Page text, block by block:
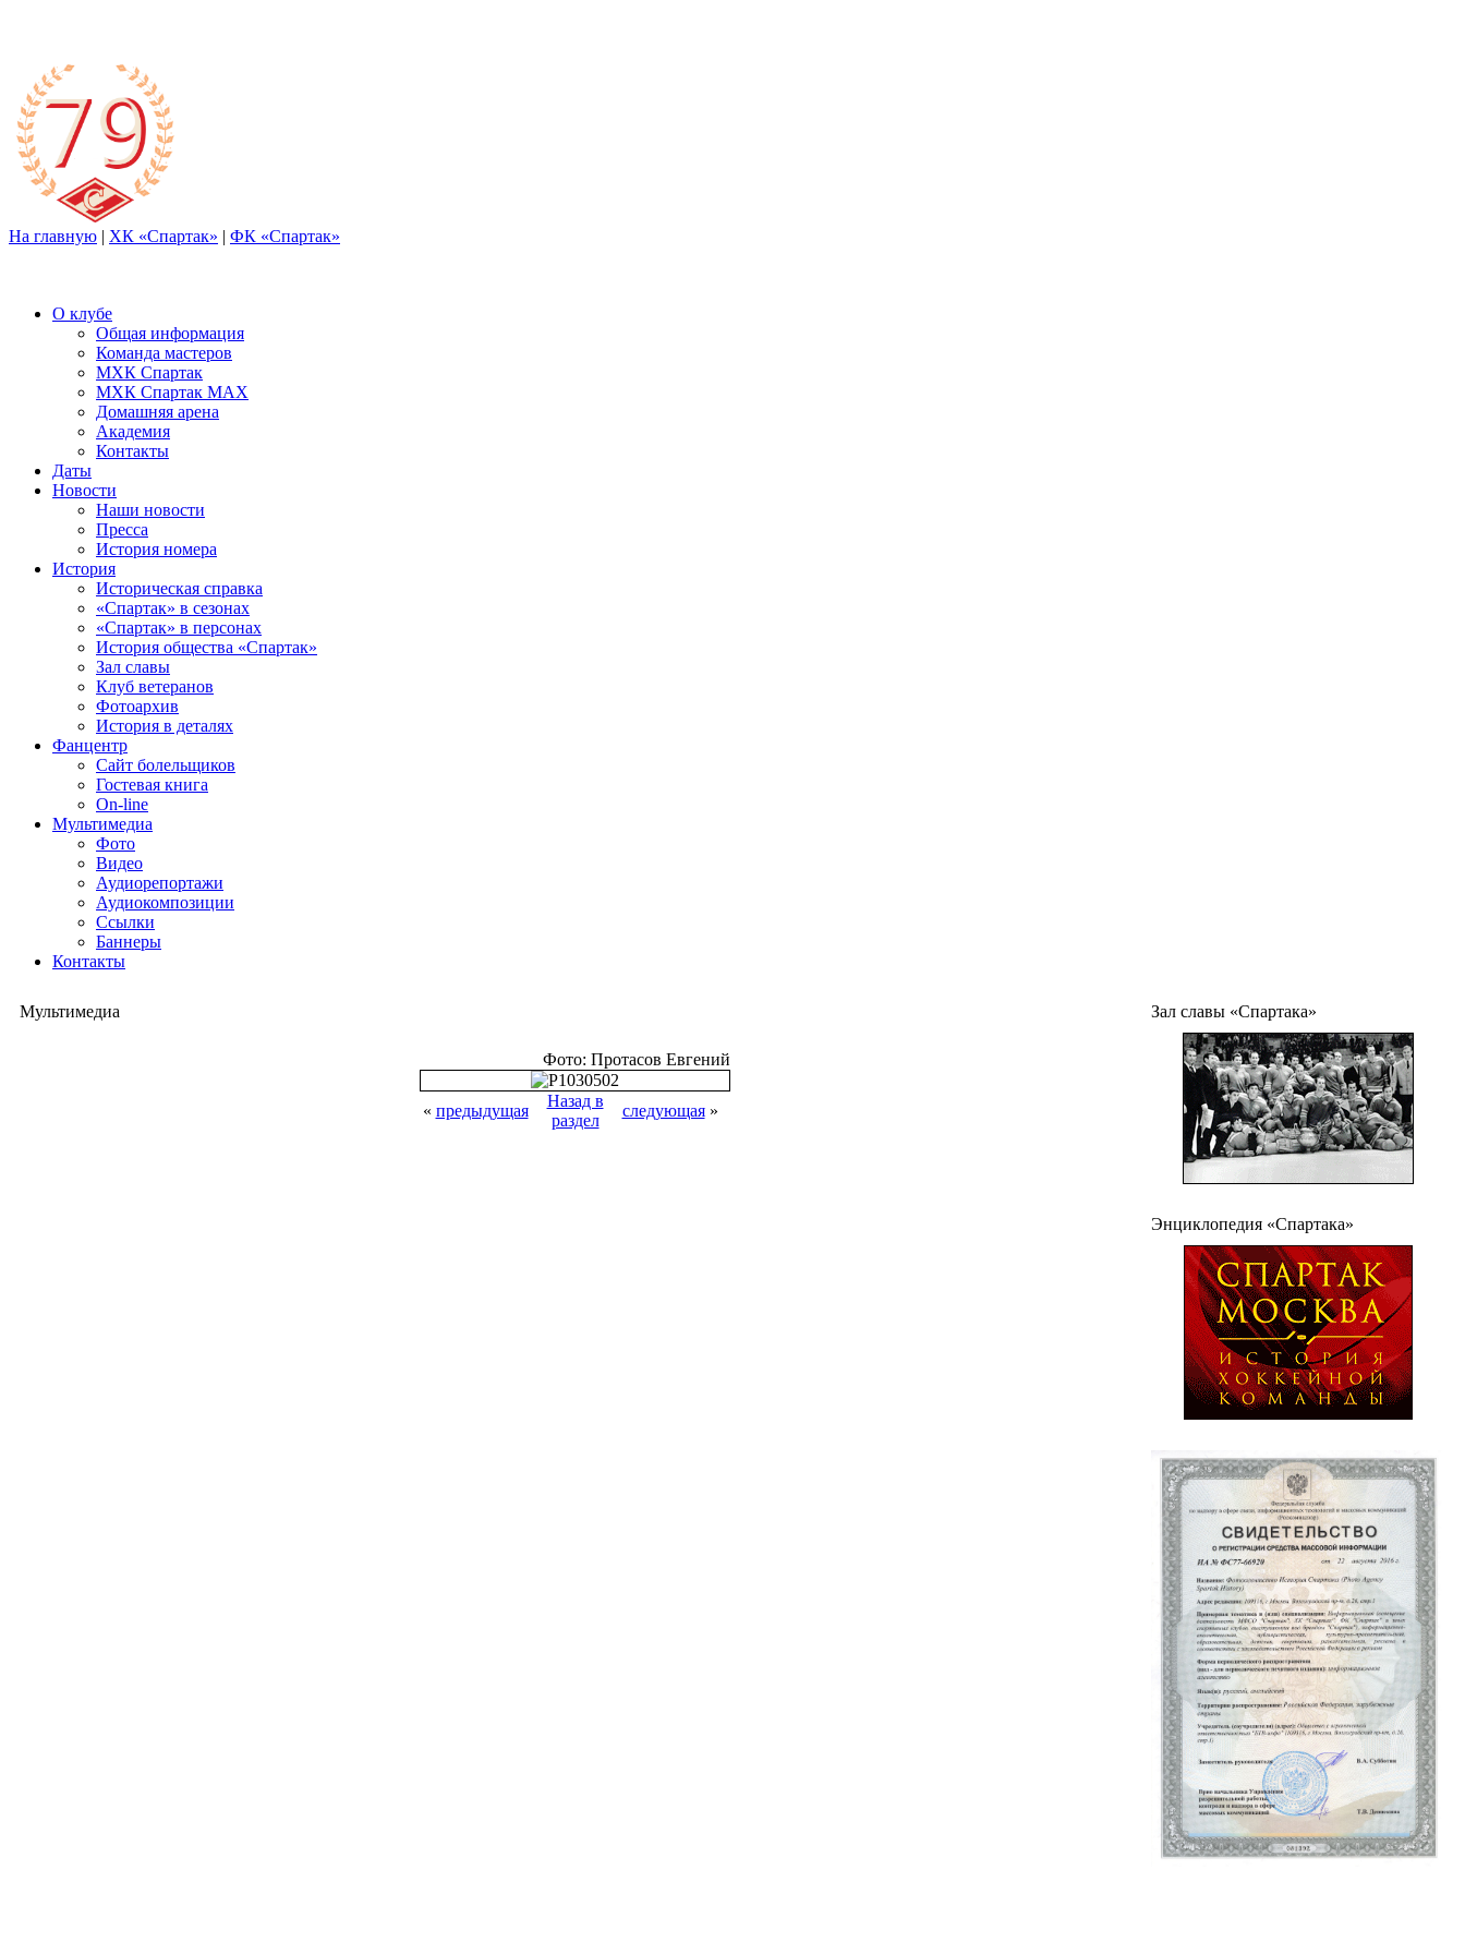
На главную | ХК «Спартак» | ФК «Спартак»
О клубе
Общая информация
Команда мастеров
МХК Спартак
МХК Спартак МАХ
Домашняя арена
Академия
Контакты
Даты
Новости
Наши новости
Пресса
История номера
История
Историческая справка
«Спартак» в сезонах
«Спартак» в персонах
История общества «Спартак»
Зал славы
Клуб ветеранов
Фотоархив
История в деталях
Фанцентр
Сайт болельщиков
Гостевая книга
On-line
Мультимедиа
Фото
Видео
Аудиорепортажи
Аудиокомпозиции
Ссылки
Баннеры
Контакты
Мультимедиа
Фото: Протасов Евгений
« предыдущая
Назад в
раздел
следующая»
Зал славы «Спартака»
Энциклопедия «Спартака»